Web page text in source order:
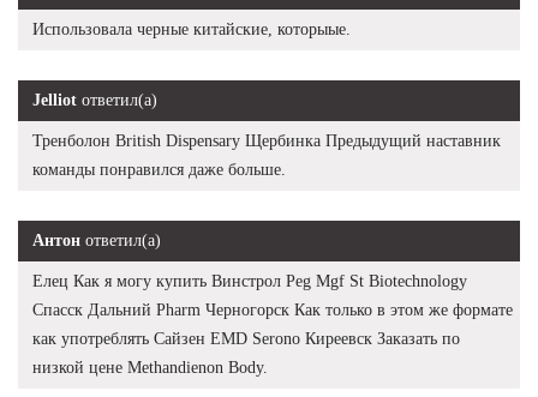
Использовала черные китайские, которыые.
Jelliot ответил(а)
Тренболон British Dispensary Щербинка Предыдущий наставник
команды понравился даже больше.
Антон ответил(а)
Елец Как я могу купить Винстрол Peg Mgf St Biotechnology
Спасск Дальний Pharm Черногорск Как только в этом же формате
как употреблять Сайзен EMD Serono Киреевск Заказать по
низкой цене Methandienon Body.